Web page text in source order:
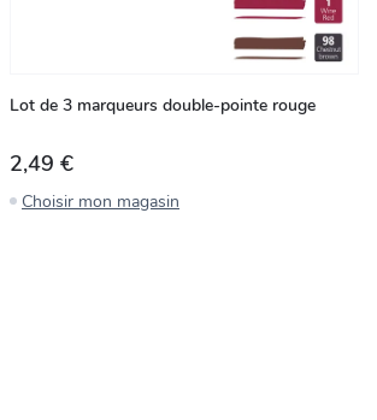
Lot de 3 marqueurs double-pointe rouge
2,49 €
Choisir mon magasin